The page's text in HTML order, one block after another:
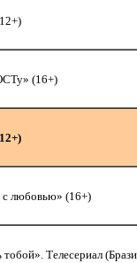
(16+)
любовью» (16+)
Телесериал